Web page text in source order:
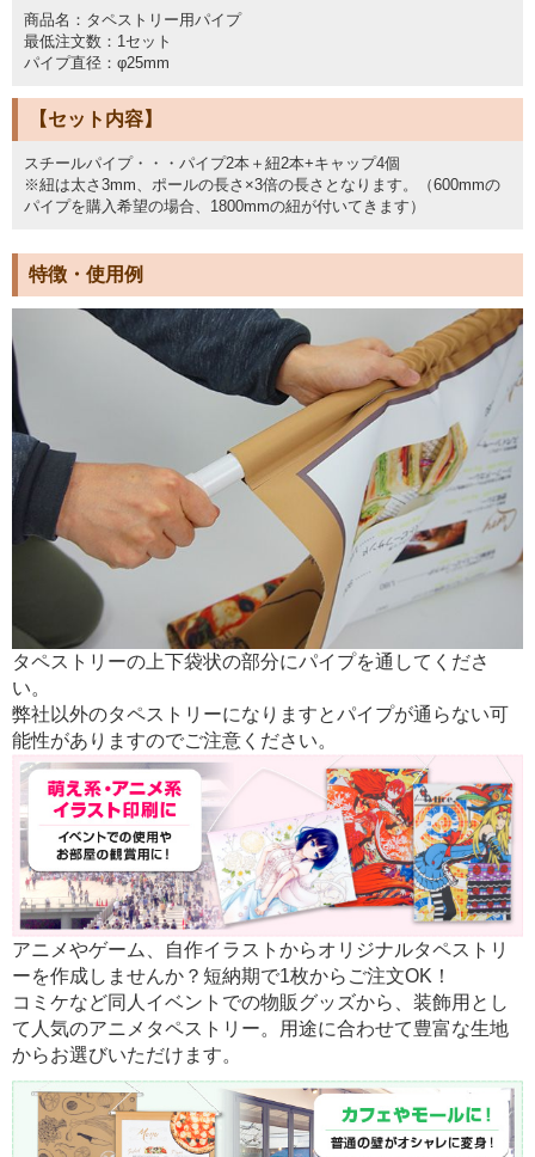
商品名：タペストリー用パイプ
最低注文数：1セット
パイプ直径：φ25mm
【セット内容】
スチールパイプ・・・パイプ2本＋紐2本+キャップ4個
※紐は太さ3mm、ポールの長さ×3倍の長さとなります。（600mmの
パイプを購入希望の場合、1800mmの紐が付いてきます）
特徴・使用例
タペストリーの上下袋状の部分にパイプを通してくださ
い。
弊社以外のタペストリーになりますとパイプが通らない可
能性がありますのでご注意ください。
アニメやゲーム、自作イラストからオリジナルタペストリ
ーを作成しませんか？短納期で1枚からご注文OK！
コミケなど同人イベントでの物販グッズから、装飾用とし
て人気のアニメタペストリー。用途に合わせて豊富な生地
からお選びいただけます。